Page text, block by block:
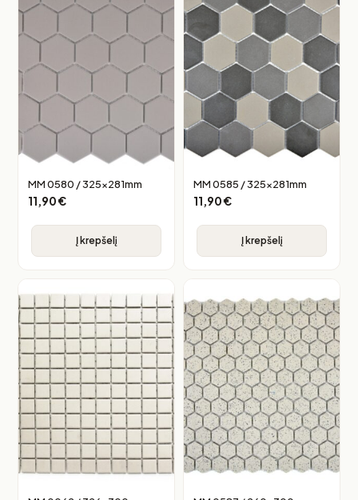
MM 0580 / 325x281mm
11,90€
Į krepšelį
MM 0585 / 325x281mm
11,90€
Į krepšelį